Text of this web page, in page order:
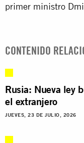
primer ministro
CONTENIDO
Rusia: Nueva ley
el extranjero
JUEVES, 23 DE JULIO, 2026